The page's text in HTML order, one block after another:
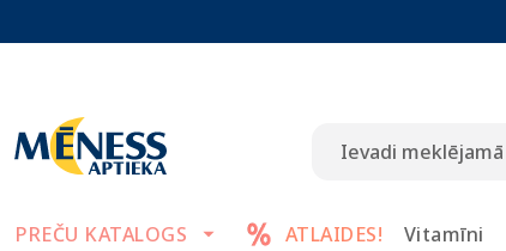
PREČU KATALOGS ATLAIDES! Vitamīni